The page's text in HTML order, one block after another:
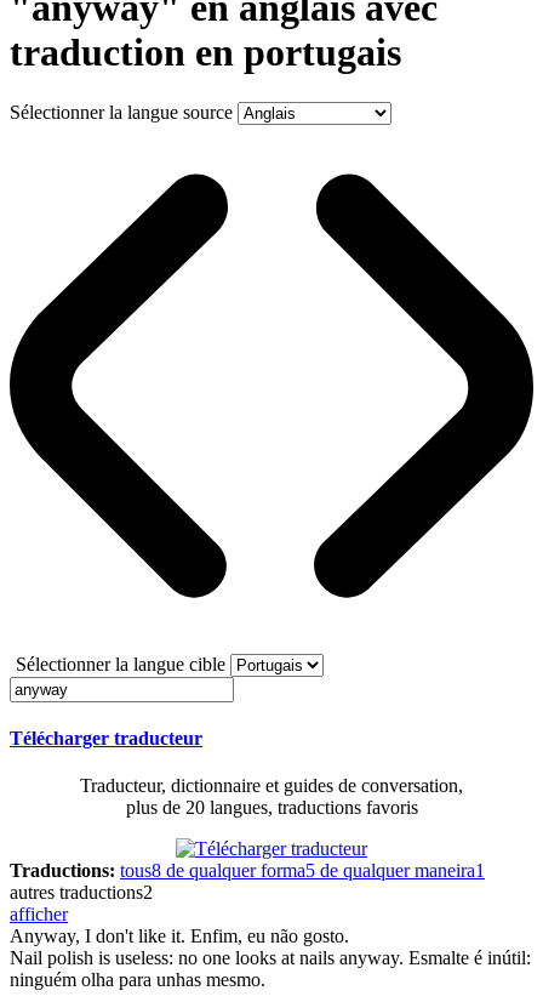
traduction en portugais
Sélectionner la langue source
Sélectionner la langue cible
Télécharger traducteur
Traducteur, dictionnaire et guides de conversation,
plus de 20 langues, traductions favoris
Traductions: tous8 de qualquer forma5 de qualquer maneira1
autres traductions2
afficher
Anyway, I don't like it. Enfim, eu não gosto.
Nail polish is useless: no one looks at nails anyway. Esmalte é inútil:
ninguém olha para unhas mesmo.